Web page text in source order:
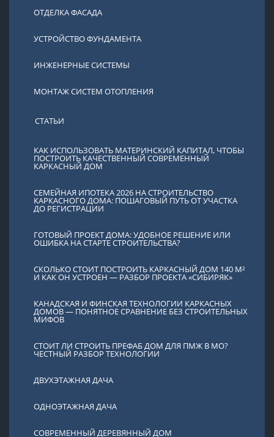
ОТДЕЛКА ФАСАДА
УСТРОЙСТВО ФУНДАМЕНТА
ИНЖЕНЕРНЫЕ СИСТЕМЫ
МОНТАЖ СИСТЕМ ОТОПЛЕНИЯ
СТАТЬИ
КАК ИСПОЛЬЗОВАТЬ МАТЕРИНСКИЙ КАПИТАЛ, ЧТОБЫ
ПОСТРОИТЬ КАЧЕСТВЕННЫЙ СОВРЕМЕННЫЙ
КАРКАСНЫЙ ДОМ
СЕМЕЙНАЯ ИПОТЕКА 2026 НА СТРОИТЕЛЬСТВО
КАРКАСНОГО ДОМА: ПОШАГОВЫЙ ПУТЬ ОТ УЧАСТКА
ДО РЕГИСТРАЦИИ
ГОТОВЫЙ ПРОЕКТ ДОМА: УДОБНОЕ РЕШЕНИЕ ИЛИ
ОШИБКА НА СТАРТЕ СТРОИТЕЛЬСТВА?
СКОЛЬКО СТОИТ ПОСТРОИТЬ КАРКАСНЫЙ ДОМ 140 М²
И КАК ОН УСТРОЕН — РАЗБОР ПРОЕКТА «СИБИРЯК»
КАНАДСКАЯ И ФИНСКАЯ ТЕХНОЛОГИИ КАРКАСНЫХ
ДОМОВ — ПОНЯТНОЕ СРАВНЕНИЕ БЕЗ СТРОИТЕЛЬНЫХ
МИФОВ
СТОИТ ЛИ СТРОИТЬ ПРЕФАБ ДОМ ДЛЯ ПМЖ В МО?
ЧЕСТНЫЙ РАЗБОР ТЕХНОЛОГИИ
ДВУХЭТАЖНАЯ ДАЧА
ОДНОЭТАЖНАЯ ДАЧА
СОВРЕМЕННЫЙ ДЕРЕВЯННЫЙ ДОМ